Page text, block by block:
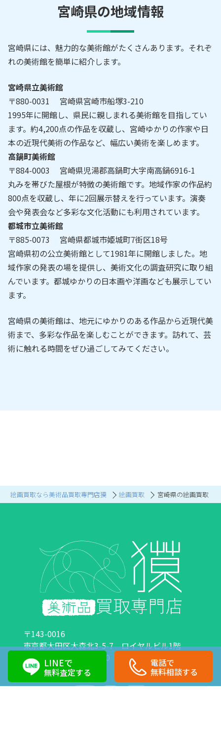
LINEで
無料査定する
電話で
無料相談する
絵画買取なら美術品買取専門店獏 絵画買取 宮崎県の絵画買取
宮崎県の地域情報
宮崎県には、魅力的な美術館がたくさんあります。それぞ
れの美術館を簡単に紹介します。
宮崎県立美術館
〒880-0031 宮崎県宮崎市船塚3-210
1995年に開館し、県民に親しまれる美術館を目指してい
ます。約4,200点の作品を収蔵し、宮崎ゆかりの作家や日
本の近現代美術の作品など、幅広い美術を楽しめます。
高鍋町美術館
〒884-0003 宮崎県児湯郡高鍋町大字南高鍋6916-1
丸みを帯びた屋根が特徴の美術館です。地域作家の作品約
800点を収蔵し、年に2回展示替えを行っています。演奏
会や発表会など多彩な文化活動にも利用されています。
都城市立美術館
〒885-0073 宮崎県都城市姫城町7街区18号
宮崎県初の公立美術館として1981年に開館しました。地
域作家の発表の場を提供し、美術文化の調査研究に取り組
んでいます。都城ゆかりの日本画や洋画なども展示してい
ます。
宮崎県の美術館は、地元にゆかりのある作品から近現代美
術まで、多彩な作品を楽しむことができます。訪れて、芸
術に触れる時間をぜひ過ごしてみてください。
〒143-0016
東京都大田区大森北3-5-7 ロイヤルビル1階
営業時間：10:00～18:00 定休日：日曜日・祝日
0120-89-0007 03-6423-1033